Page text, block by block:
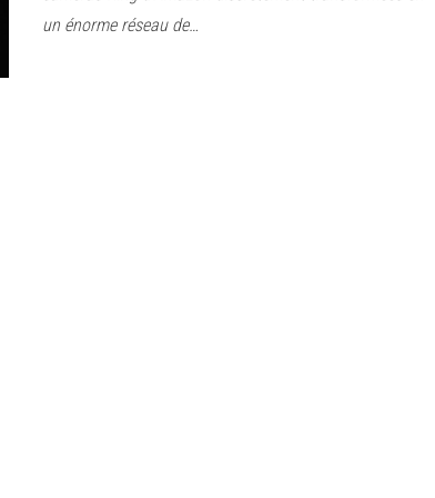
un énorme réseau de…